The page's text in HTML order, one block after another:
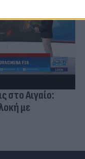
στο Αιγαίο:
με